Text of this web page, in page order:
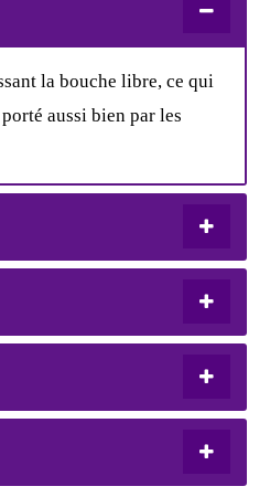
la bouche libre, ce qui
aussi bien par les